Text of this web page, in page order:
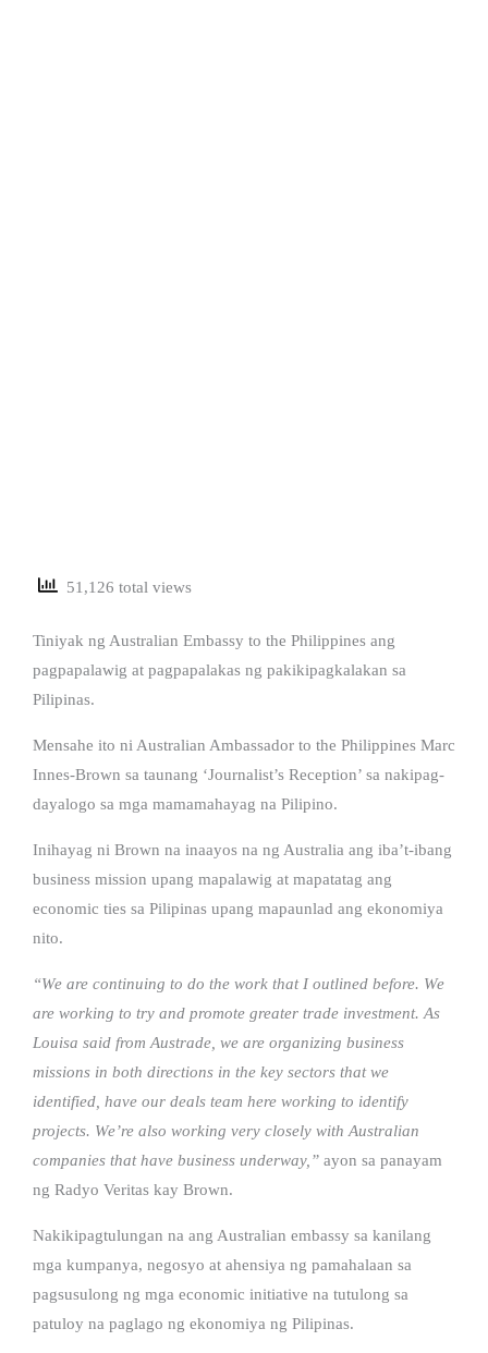
51,126 total views
Tiniyak ng Australian Embassy to the Philippines ang
pagpapalawig at pagpapalakas ng pakikipagkalakan sa
Pilipinas.
Mensahe ito ni Australian Ambassador to the Philippines Marc
Innes-Brown sa taunang ‘Journalist’s Reception’ sa nakipag-
dayalogo sa mga mamamahayag na Pilipino.
Inihayag ni Brown na inaayos na ng Australia ang iba’t-ibang
business mission upang mapalawig at mapatatag ang
economic ties sa Pilipinas upang mapaunlad ang ekonomiya
nito.
“We are continuing to do the work that I outlined before. We
are working to try and promote greater trade investment. As
Louisa said from Austrade, we are organizing business
missions in both directions in the key sectors that we
identified, have our deals team here working to identify
projects. We’re also working very closely with Australian
companies that have business underway,” ayon sa panayam
ng Radyo Veritas kay Brown.
Nakikipagtulungan na ang Australian embassy sa kanilang
mga kumpanya, negosyo at ahensiya ng pamahalaan sa
pagsusulong ng mga economic initiative na tutulong sa
patuloy na paglago ng ekonomiya ng Pilipinas.